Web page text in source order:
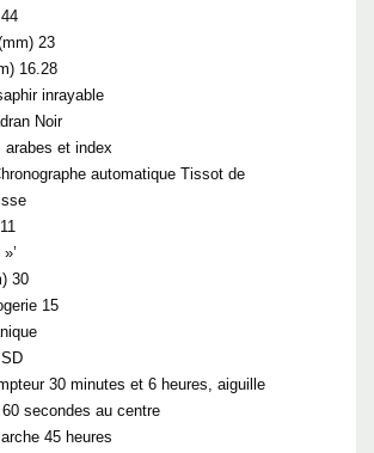
23
16.28
inrayable
Noir
arabes et index
automatique Tissot de
30
15
30 minutes et 6 heures, aiguille
secondes au centre
45 heures